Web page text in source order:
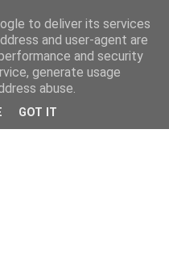
to deliver its services
and user-agent are
and security
generate usage
abuse.
GOT IT